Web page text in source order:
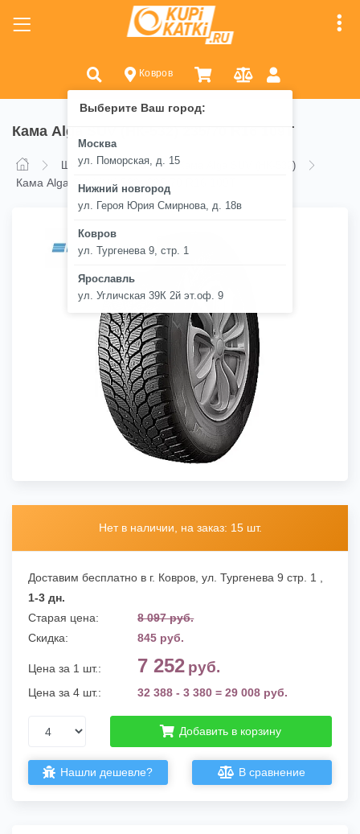
Ковров
Выберите Ваш город:
Москва
ул. Поморская, д. 15
Нижний новгород
ул. Героя Юрия Смирнова, д. 18в
Ковров
ул. Тургенева 9, стр. 1
Ярославль
ул. Угличская 39К 2й эт.оф. 9
Кама Alga SUV (НК-532) 235/70 R16 109T
Шины Кама Кама Alga SUV (НК-532)
Кама Alga SUV (НК-532) 235/70 R16 109T
Нет в наличии, на заказ: 15 шт.
Доставим бесплатно в г. Ковров, ул. Тургенева 9 стр. 1
1-3 дн.
Старая цена:
8 097 руб.
Скидка:
845 руб.
Цена за 1 шт.: 7 252 руб.
Цена за 4 шт.: 32 388 - 3 380 = 29 008 руб.
Добавить в корзину
Нашли дешевле? В сравнение